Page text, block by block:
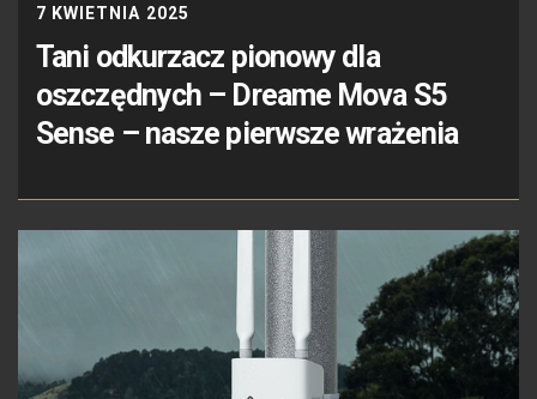
7 KWIETNIA 2025
Tani odkurzacz pionowy dla
oszczędnych – Dreame Mova S5
Sense – nasze pierwsze wrażenia